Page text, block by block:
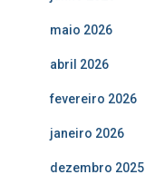
maio 2026
abril 2026
fevereiro 2026
janeiro 2026
dezembro 2025